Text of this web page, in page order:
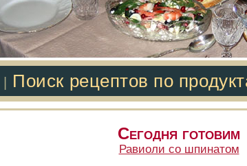
Поиск рецептов по
Сегодня готовим
Равиоли со шпинатом